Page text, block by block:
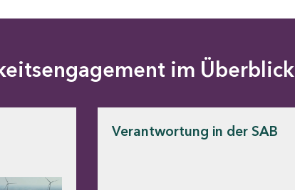
im Überblick
Verantwortung in der SAB